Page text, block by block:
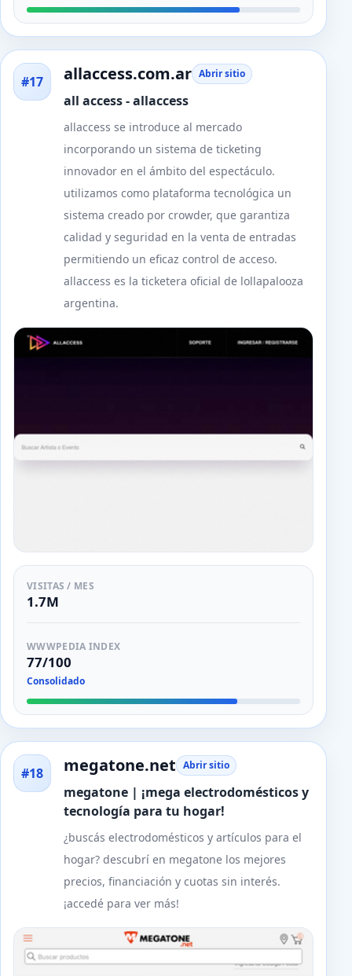
#17 allaccess.com.ar Abrir sitio
all access - allaccess
allaccess se introduce al mercado
incorporando un sistema de ticketing
innovador en el ámbito del espectáculo.
utilizamos como plataforma tecnológica un
sistema creado por crowder, que garantiza
calidad y seguridad en la venta de entradas
permitiendo un eficaz control de acceso.
allaccess es la ticketera oficial de lollapalooza
argentina.
VISITAS / MES
1.7M
WWWPEDIA INDEX
77/100
Consolidado
#18 megatone.net Abrir sitio
megatone | ¡mega electrodomésticos y
tecnología para tu hogar!
¿buscás electrodomésticos y artículos para el
hogar? descubrí en megatone los mejores
precios, financiación y cuotas sin interés.
¡accedé para ver más!